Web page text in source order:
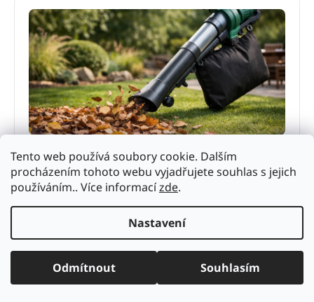
Tento web používá soubory cookie. Dalším
procházením tohoto webu vyjadřujete souhlas s jejich
používáním.. Více informacízde.
Nastavení
Odmítnout Souhlasím
Zahradní vysavač na listí usnadní podzimní úklid.
Poradíme, jak vybrat správný výkon, pohon, objem
vaku i funkce pro vaši zahradu.